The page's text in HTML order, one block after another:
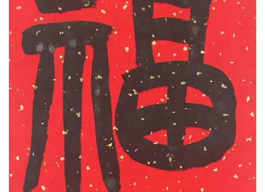
故能于书法艺术博学之，审问之，慎思之，
明辨之，笃行之。其学养也有可观之处，不但沉潜
于传统文化，更注意身体力行。故其人也诚，其德
也明，其艺也精，其声也隆。